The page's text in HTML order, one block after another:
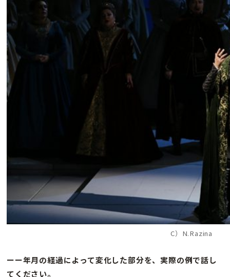
C）N.Razina
ーー年月の経過によって変化した部分を、実際の例で話し
てください。